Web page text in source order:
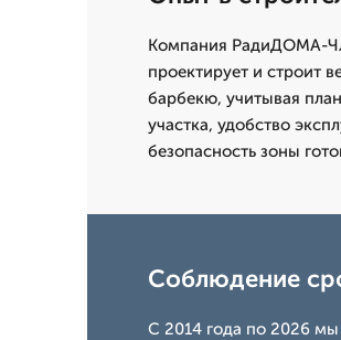
Компания РадиДОМА-
проектирует и строит
барбекю, учитывая
участка, удобство
безопасность зоны
Соблюдение
С 2014 года по 2026